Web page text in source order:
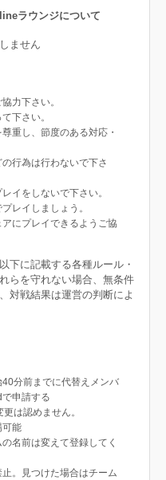
ラウンジについて
ません
力下さい。
下さい。
重し、節度のある対応・
行為は行わないで下さ
イをしないで下さい。
レイしましょう。
にプレイできるようご協
下に記載する各種ルール・
らを守れない場合、無条件
対戦結果は運営の判断によ
分前までに代替えメンバ
申請する
は認めません。
可能
名前は変えて登録してく
。見つけた場合はチーム